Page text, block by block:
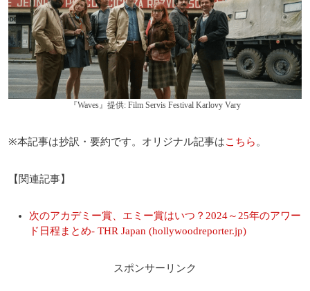
『Waves』提供: Film Servis Festival Karlovy Vary
※本記事は抄訳・要約です。オリジナル記事はこちら。
【関連記事】
次のアカデミー賞、エミー賞はいつ？2024～25年のアワー
ド日程まとめ- THR Japan (hollywoodreporter.jp)
スポンサーリンク